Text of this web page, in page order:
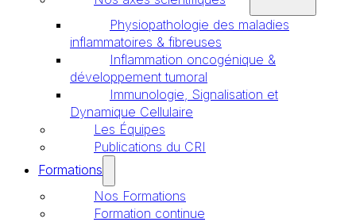
Physiopathologie des maladies
inflammatoires & fibreuses
Inflammation oncogénique &
développement tumoral
Immunologie, Signalisation et
Dynamique Cellulaire
Les Équipes
Publications du CRI
Formations
Nos Formations
Formation continue